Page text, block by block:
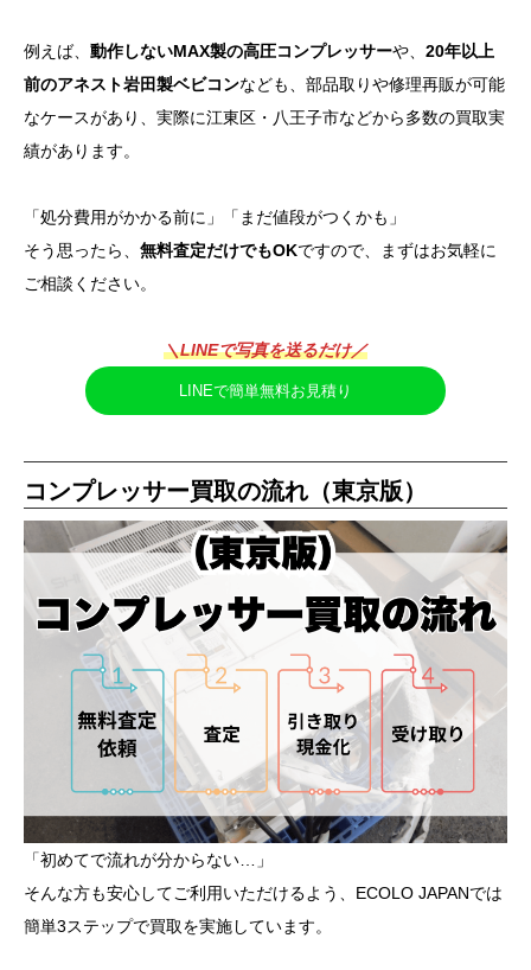
例えば、 動作しないMAX製の高圧コンプレッサーや、 20年以上
前のアネスト岩田製ベビコンなども、部品取りや修理再販が可能
なケースがあり、実際に江東区・八王子市などから多数の買取実
績があります。
「処分費用がかかる前に」「まだ値段がつくかも」
そう思ったら、 無料査定だけでもOKですので、まずはお気軽に
ご相談ください。
＼LINEで写真を送るだけ／
LINEで簡単無料お見積り
コンプレッサー買取の流れ（東京版）
「初めてで流れが分からない…」
そんな方も安心してご利用いただけるよう、ECOLO JAPANでは
簡単3ステップで買取を実施しています。